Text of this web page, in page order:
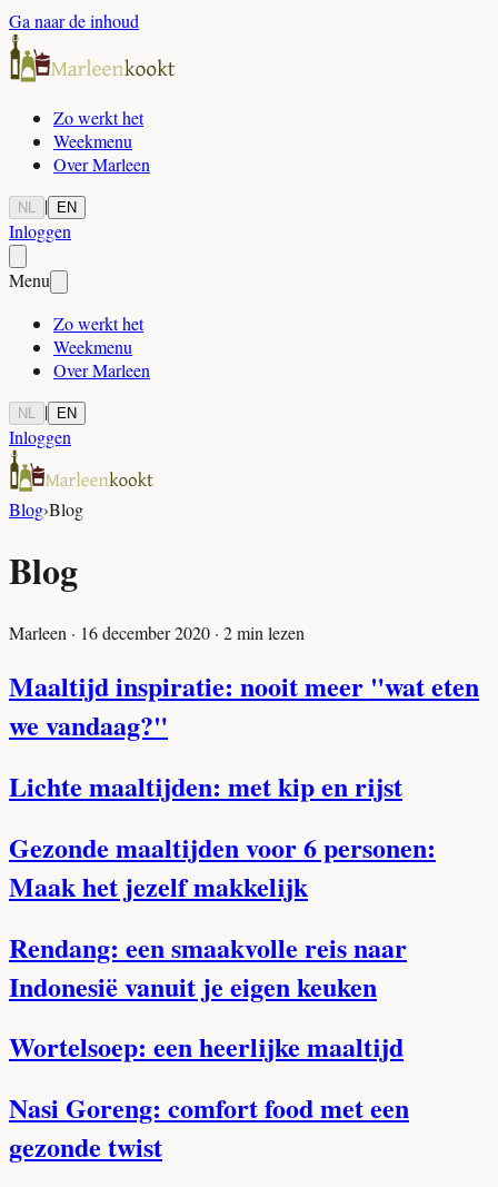
Ga naar de inhoud
Zo werkt het
Weekmenu
Over Marleen
NL | EN
Inloggen
Menu
Zo werkt het
Weekmenu
Over Marleen
NL | EN
Inloggen
Blog›Blog
Blog
Marleen · 16 december 2020 · 2min lezen
Maaltijd inspiratie: nooit meer "wat eten
we vandaag?"
Lichte maaltijden: met kip en rijst
Gezonde maaltijden voor 6 personen:
Maak het jezelf makkelijk
Rendang: een smaakvolle reis naar
Indonesië vanuit je eigen keuken
Wortelsoep: een heerlijke maaltijd
Nasi Goreng: comfort food met een
gezonde twist